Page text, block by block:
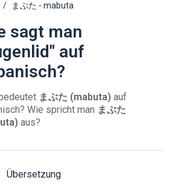
まぶた - mabuta
sagt man
auf
まぶた (mabuta) auf
Wie spricht man まぶた
aus?
Übersetzung